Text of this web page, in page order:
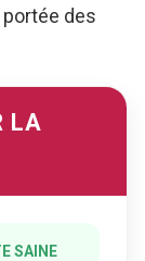
des
LA
SAINE